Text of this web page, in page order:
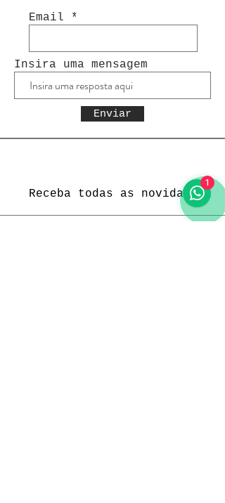
Email
Insira uma mensagem
Enviar
Receba todas as novidades
1